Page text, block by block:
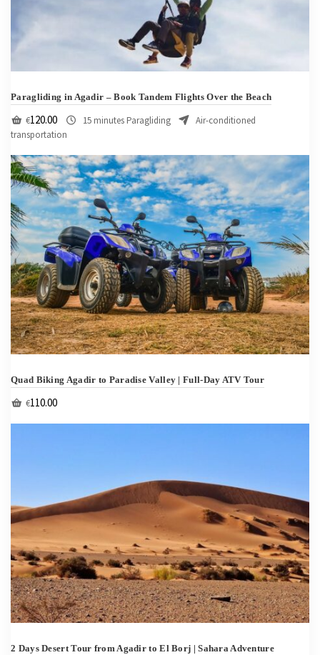
Paragliding in Agadir – Book Tandem Flights Over the Beach
€120.00 15 minutes Paragliding
Air-conditioned
transportation
Quad Biking Agadir to Paradise Valley | Full‑Day ATV Tour
€110.00
2 Days Desert Tour from Agadir to El Borj | Sahara Adventure